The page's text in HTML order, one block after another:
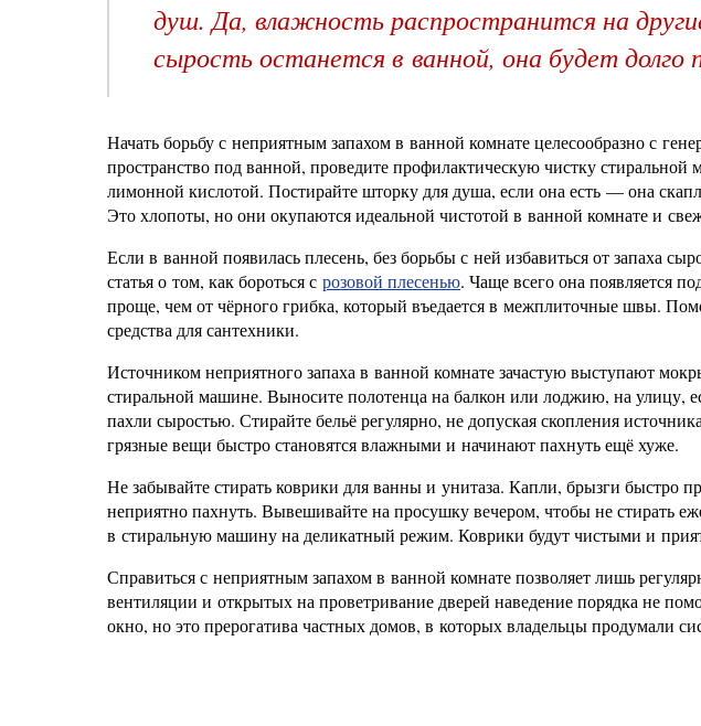
душ. Да, влажность распространится на
сырость останется в ванной, она будет долго
Начать борьбу с неприятным запахом в ванной комнате целесообразно с
пространство под ванной, проведите профилактическую чистку стиральной
лимонной кислотой. Постирайте шторку для душа, если она есть — она
Это хлопоты, но они окупаются идеальной чистотой в ванной комнате и
Если в ванной появилась плесень, без борьбы с ней избавиться от запаха
статья о том, как бороться с розовой плесенью. Чаще всего она появляется
проще, чем от чёрного грибка, который въедается в межплиточные швы.
средства для сантехники.
Источником неприятного запаха в ванной комнате зачастую выступают
стиральной машине. Выносите полотенца на балкон или лоджию, на улицу,
пахли сыростью. Стирайте бельё регулярно, не допуская скопления
грязные вещи быстро становятся влажными и начинают пахнуть ещё хуже.
Не забывайте стирать коврики для ванны и унитаза. Капли, брызги быстро
неприятно пахнуть. Вывешивайте на просушку вечером, чтобы не стирать
в стиральную машину на деликатный режим. Коврики будут чистыми и
Справиться с неприятным запахом в ванной комнате позволяет лишь
вентиляции и открытых на проветривание дверей наведение порядка не
окно, но это прерогатива частных домов, в которых владельцы продумали